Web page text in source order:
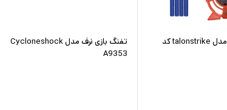
تفنگ بازی نرف مدل talonstrike کد
تفنگ بازی نرف مدل Cycloneshock
A9353